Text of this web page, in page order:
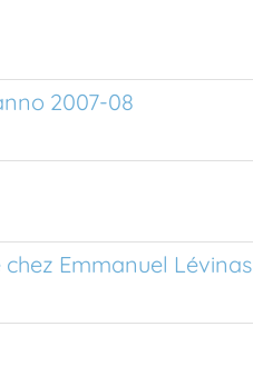
2007-08
Emmanuel Lévinas